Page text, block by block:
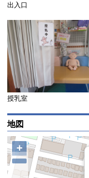
出入口
授乳室
地図
+